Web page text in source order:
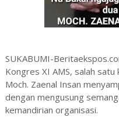
SUKABUMI-
Kongres XI AMS, salah
Moch. Zaenal Insan
dengan mengusung
kemandirian organisasi.